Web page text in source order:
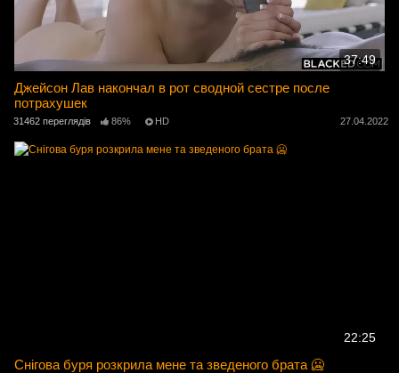
37:49
Джейсон Лав накончал в рот сводной сестре после
потрахушек
31462 переглядів 86% HD 27.04.2022
22:25
Снігова буря розкрила мене та зведеного брата 🥶